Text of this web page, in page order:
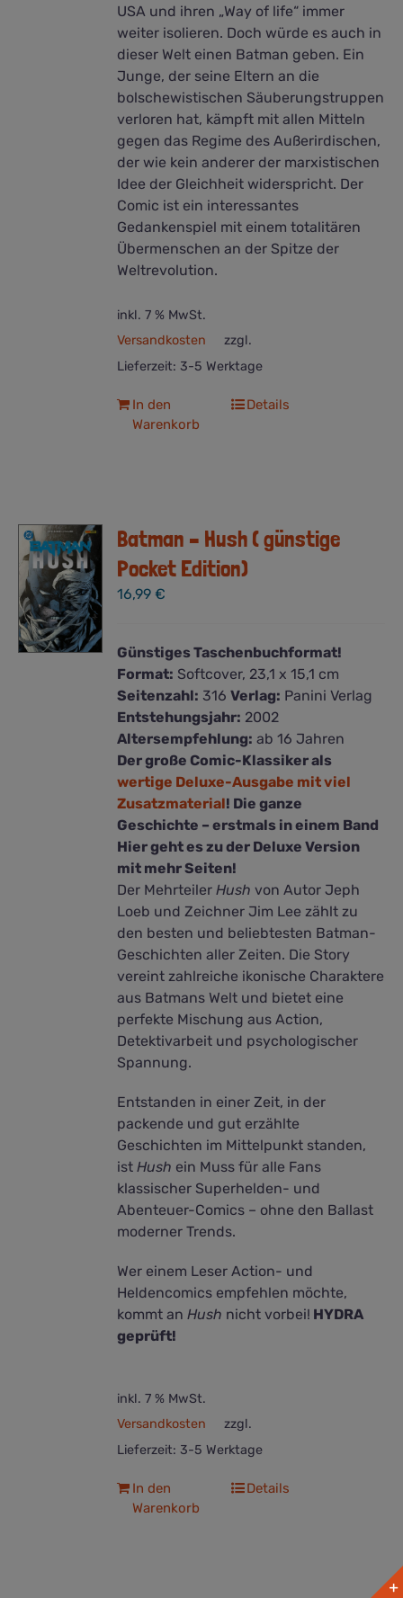
USA und ihren „Way of life“ immer
weiter isolieren. Doch würde es auch in
dieser Welt einen Batman geben. Ein
Junge, der seine Eltern an die
bolschewistischen Säuberungstruppen
verloren hat, kämpft mit allen Mitteln
gegen das Regime des Außerirdischen,
der wie kein anderer der marxistischen
Idee der Gleichheit widerspricht. Der
Comic ist ein interessantes
Gedankenspiel mit einem totalitären
Übermenschen an der Spitze der
Weltrevolution.
inkl. 7 % MwSt.
zzgl.
Versandkosten
Lieferzeit: 3-5 Werktage
In den
Warenkorb
Details
Batman – Hush ( günstige
Pocket Edition)
16,99€
Günstiges Taschenbuchformat!
Format: Softcover, 23,1 x 15,1 cm
Seitenzahl: 316Verlag: Panini Verlag
Entstehungsjahr: 2002
Altersempfehlung: ab 16 Jahren
Der große Comic-Klassiker als
wertige Deluxe-Ausgabe mit viel
Zusatzmaterial! Die ganze
Geschichte – erstmals in einem Band
Hier geht es zu der Deluxe Version
mit mehr Seiten!
Der MehrteilerHush von Autor Jeph
Loeb und Zeichner Jim Lee zählt zu
den besten und beliebtesten Batman-
Geschichten aller Zeiten. Die Story
vereint zahlreiche ikonische Charaktere
aus Batmans Welt und bietet eine
perfekte Mischung aus Action,
Detektivarbeit und psychologischer
Spannung.
Entstanden in einer Zeit, in der
packende und gut erzählte
Geschichten im Mittelpunkt standen,
istHush ein Muss für alle Fans
klassischer Superhelden- und
Abenteuer-Comics – ohne den Ballast
moderner Trends.
Wer einem Leser Action- und
Heldencomics empfehlen möchte,
kommt anHush nicht vorbei! HYDRA
geprüft!
inkl. 7 % MwSt.
zzgl.
Versandkosten
Lieferzeit: 3-5 Werktage
In den
Warenkorb
Details